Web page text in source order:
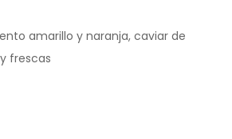
amarillo y naranja, caviar de
frescas